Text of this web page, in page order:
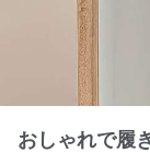
おしゃれで履